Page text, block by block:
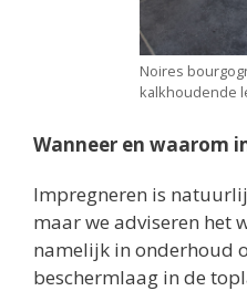
Noires
kalkhoudende
Wanneer en waarom
Impregneren is
maar we adviseren het
namelijk in onderhoud
beschermlaag in de